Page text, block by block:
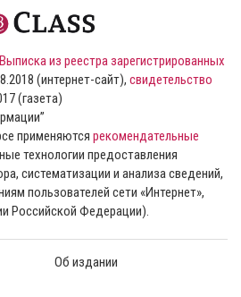
Выписка из реестра зарегистрированных
(интернет-сайт), свидетельство
(газета)
применяются рекомендательные
технологии предоставления
систематизации и анализа сведений,
пользователей сети «Интернет»,
Российской Федерации).
Об издании